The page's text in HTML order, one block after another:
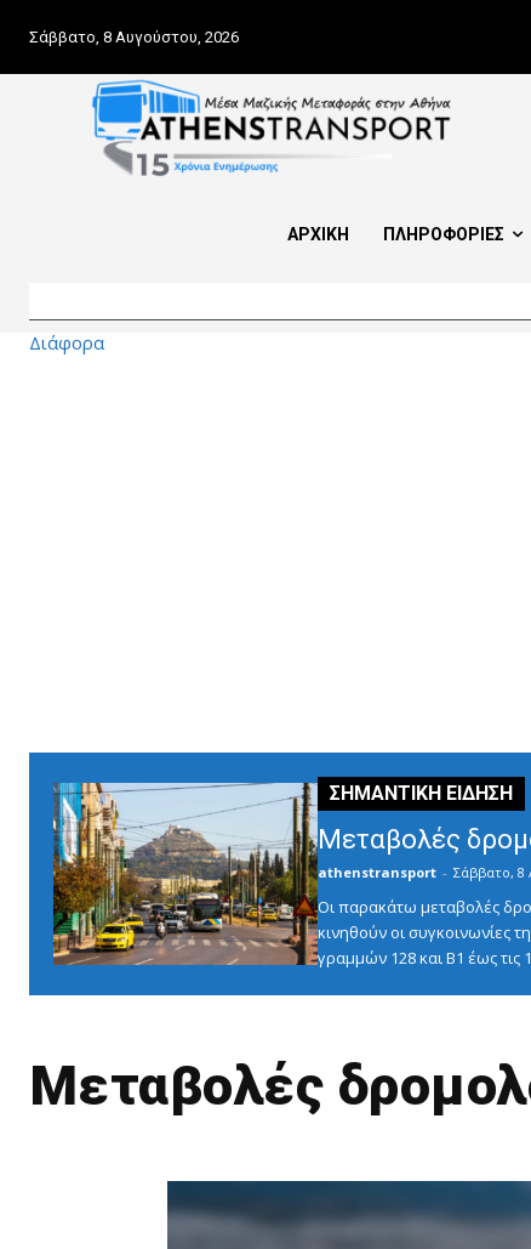
Σάββατο, 8 Αυγούστου, 2026
ΑΡΧΙΚΗ ΠΛΗΡΟΦΟΡΙΕΣ
Διάφορα
Μεταβολές
athenstransport - Σάββατο, 8
Οι παρακάτω μεταβολές
κινηθούν οι συγκοινωνίες
γραμμών 128 και Β1 έως
Μεταβολές